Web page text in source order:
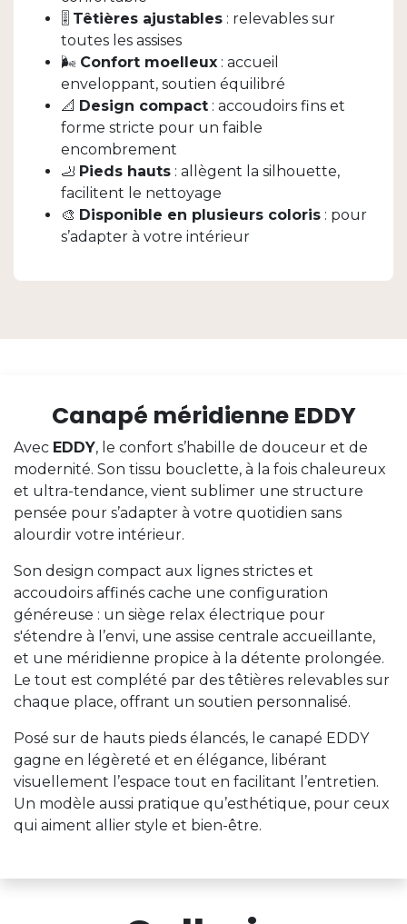
🎚️ Têtières ajustables : relevables sur
toutes les assises
🌬️ Confort moelleux : accueil
enveloppant, soutien équilibré
📐 Design compact : accoudoirs fins et
forme stricte pour un faible
encombrement
🦶 Pieds hauts : allègent la silhouette,
facilitent le nettoyage
🎨 Disponible en plusieurs coloris : pour
s’adapter à votre intérieur
Canapé méridienne EDDY
Avec EDDY, le confort s’habille de douceur et de
modernité. Son tissu bouclette, à la fois chaleureux
et ultra-tendance, vient sublimer une structure
pensée pour s’adapter à votre quotidien sans
alourdir votre intérieur.
Son design compact aux lignes strictes et
accoudoirs affinés cache une configuration
généreuse : un siège relax électrique pour
s'étendre à l’envi, une assise centrale accueillante,
et une méridienne propice à la détente prolongée.
Le tout est complété par des têtières relevables sur
chaque place, offrant un soutien personnalisé.
Posé sur de hauts pieds élancés, le canapé EDDY
gagne en légèreté et en élégance, libérant
visuellement l’espace tout en facilitant l’entretien.
Un modèle aussi pratique qu’esthétique, pour ceux
qui aiment allier style et bien-être.